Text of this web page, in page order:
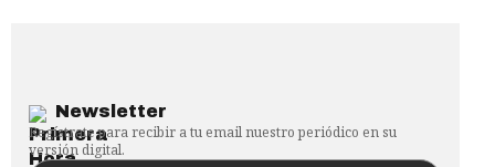
Newsletter
Regístrate para recibir a tu email nuestro periódico en su
versión digital.